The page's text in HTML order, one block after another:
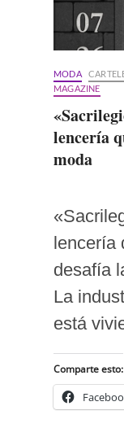
MODA
MAGAZINE
lencería
moda
lencería
desafía
La
está
Comparte esto: